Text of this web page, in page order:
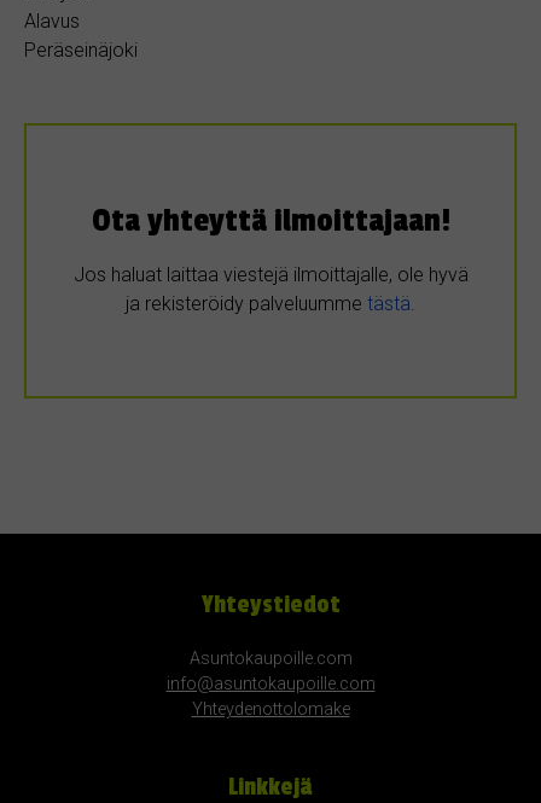
Alavus
Peräseinäjoki
Ota yhteyttä ilmoittajaan!
Jos haluat laittaa viestejä ilmoittajalle, ole hyvä
ja rekisteröidy palveluumme tästä.
Yhteystiedot
Asuntokaupoille.com
info@asuntokaupoille.com
Yhteydenottolomake
Linkkejä